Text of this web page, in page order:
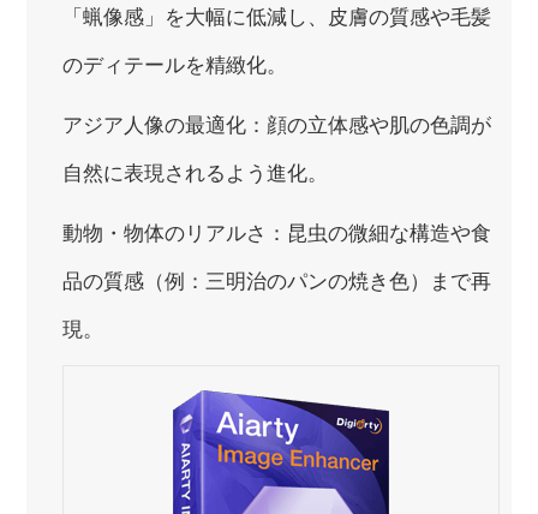
「蝋像感」を大幅に低減し、皮膚の質感や毛髪
のディテールを精緻化。
アジア人像の最適化：顔の立体感や肌の色調が
自然に表現されるよう進化。
動物・物体のリアルさ：昆虫の微細な構造や食
品の質感（例：三明治のパンの焼き色）まで再
現。